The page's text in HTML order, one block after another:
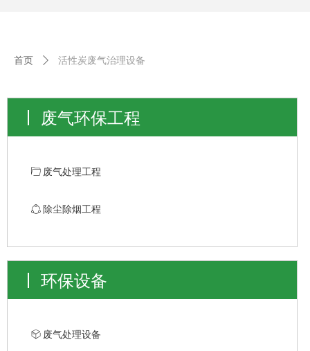
首页 ꄲ 活性炭废气治理设备
ꄁ 废气处理工程
ꁢ 除尘除烟工程
废气环保工程
环保设备
ꁦ 废气处理设备